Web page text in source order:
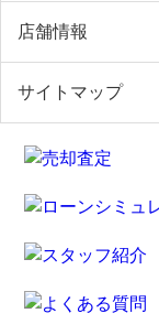
店舗情報
サイトマップ